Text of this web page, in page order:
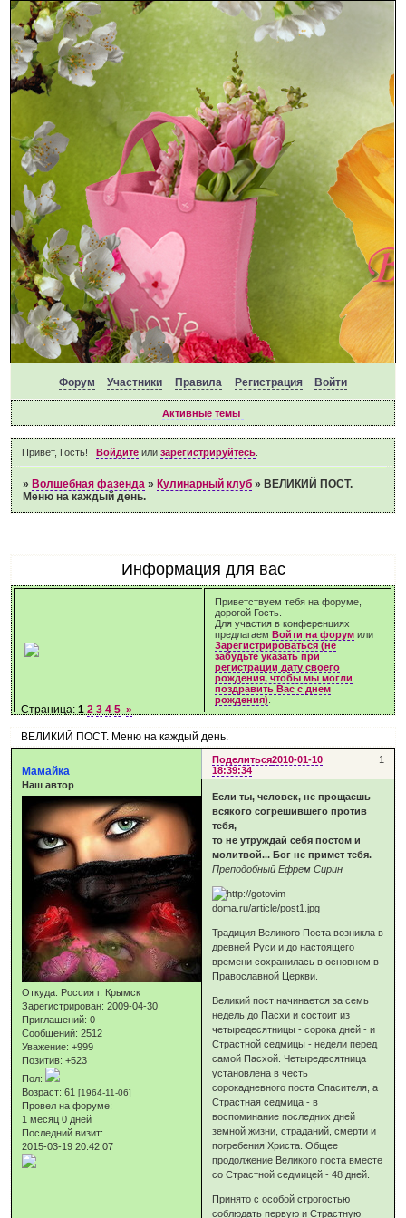
Форум Участники Правила Регистрация Войти
Активные темы
Привет, Гость! Войдитеили зарегистрируйтесь.
» Волшебная фазенда » Кулинарный клуб » ВЕЛИКИЙ ПОСТ.
Меню на каждый день.
Информация для вас
Приветствуем тебя на форуме,
дорогой Гость.
Для участия в конференциях
предлагаемВойти на форум или
Зарегистрироваться (не
забудьте указать при
регистрации дату своего
рождения, чтобы мы могли
поздравить Вас с днем
рождения)
ВЕЛИКИЙ ПОСТ. Меню на каждый день.
Страница:1 2 3 4 5 »
Поделиться 1
2010-01-10
18:39:34
Мамайка
Наш автор
Откуда: Россия г. Крымск
Зарегистрирован: 2009-04-30
Приглашений: 0
Сообщений: 2512
Уважение: +999
Позитив: +523
Пол:
Возраст: 61[1964-11-06]
Провел на форуме:
1 месяц 0 дней
Последний визит:
2015-03-19 20:42:07
Если ты, человек, не прощаешь
всякого согрешившего против
тебя,
то не утруждай себя постом и
молитвой... Бог не примет тебя.
Преподобный Ефрем Сирин
Традиция Великого Поста возникла в
древней Руси и до настоящего
времени сохранилась в основном в
Православной Церкви.
Великий пост начинается за семь
недель до Пасхи и состоит из
четыредесятницы - сорока дней - и
Страстной седмицы - недели перед
самой Пасхой. Четыредесятница
установлена в честь
сорокадневного поста Спасителя, а
Страстная седмица - в
воспоминание последних дней
земной жизни, страданий, смерти и
погребения Христа. Общее
продолжение Великого поста вместе
со Страстной седмицей - 48 дней.
Принято с особой строгостью
соблюдать первую и Страстную